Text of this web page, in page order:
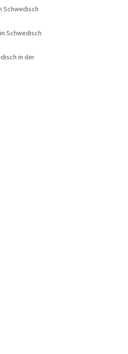
Schwedisch
Schwedisch
in der